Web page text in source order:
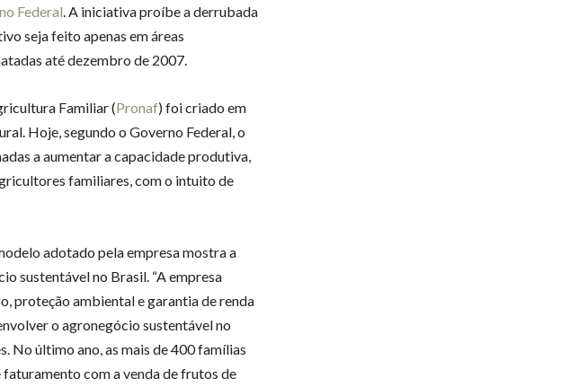
Federal. A iniciativa proíbe a derrubada
seja feito apenas em áreas
até dezembro de 2007.
Familiar (Pronaf) foi criado em
Hoje, segundo o Governo Federal, o
a aumentar a capacidade produtiva,
familiares, com o intuito de
adotado pela empresa mostra a
sustentável no Brasil. “A empresa
proteção ambiental e garantia de renda
o agronegócio sustentável no
No último ano, as mais de 400 famílias
com a venda de frutos de